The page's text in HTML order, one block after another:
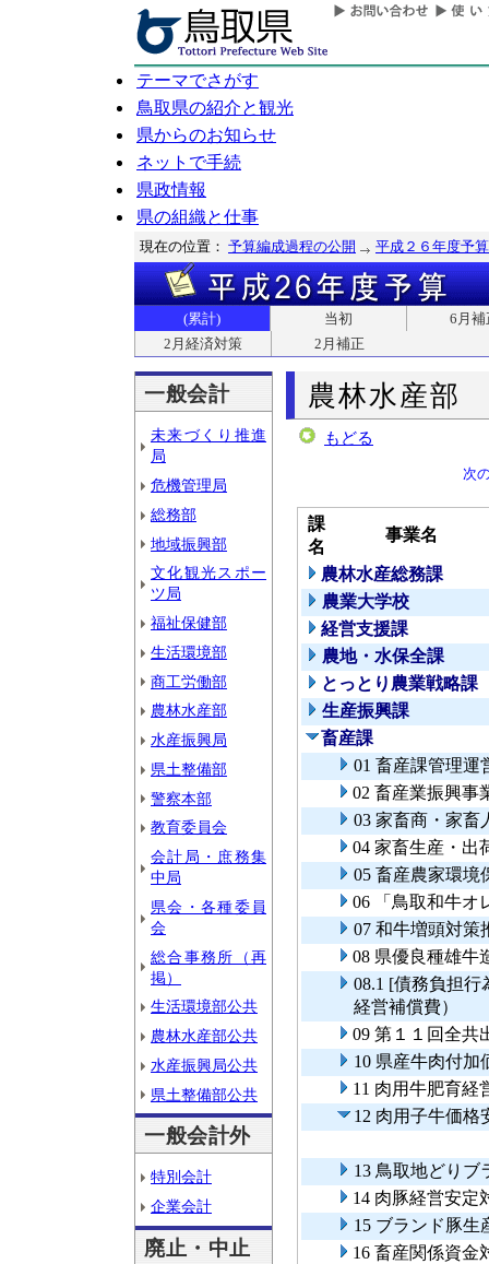
テーマでさがす
鳥取県の紹介と観光
県からのお知らせ
ネットで手続
県政情報
県の組織と仕事
現在の位置： 予算編成過程の公開 平成２６年度予算
(累計) 当初
6月補
2月経済対策
2月補正
一般会計
未来づくり推進
局
危機管理局
総務部
地域振興部
文化観光スポー
ツ局
福祉保健部
生活環境部
商工労働部
農林水産部
水産振興局
県土整備部
警察本部
教育委員会
会計局・庶務集
中局
県会・各種委員
会
総合事務所（再
掲）
生活環境部公共
農林水産部公共
水産振興局公共
県土整備部公共
一般会計外
特別会計
企業会計
廃止・中止
農林水産部
もどる
次
課
名
事業名
農林水産総務課
農業大学校
経営支援課
農地・水保全課
とっとり農業戦略課
生産振興課
畜産課
01 畜産課管理運
02 畜産業振興事
03 家畜商・家畜
04 家畜生産・出
05 畜産農家環境
06 「鳥取和牛オ
07 和牛増頭対策
08 県優良種雄牛
08.1 [債務負担
経営補償費）
09 第１１回全共
10 県産牛肉付加
11 肉用牛肥育経
12 肉用子牛価格
13 鳥取地どりブ
14 肉豚経営安定
15 ブランド豚生
16 畜産関係資金